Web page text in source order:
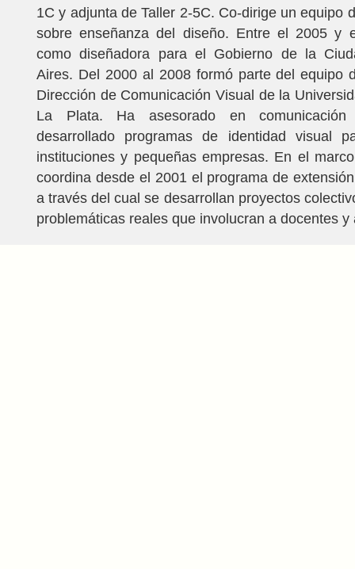
1C y adjunta de Taller 2-5C. Co-dirige un equipo
sobre enseñanza del diseño. Entre el 2005 y
como diseñadora para el Gobierno de la
Aires. Del 2000 al 2008 formó parte del equipo
Dirección de Comunicación Visual de la
La Plata. Ha asesorado en
desarrollado programas de identidad visual
instituciones y pequeñas empresas. En el
coordina desde el 2001 el programa de
a través del cual se desarrollan proyectos
problemáticas reales que involucran a docentes y